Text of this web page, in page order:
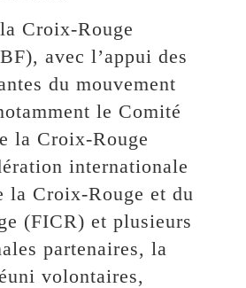
Croix-Rouge
avec l’appui des
du mouvement
le Comité
la Croix-Rouge
internationale
la Croix-Rouge et du
(FICR) et plusieurs
partenaires, la
volontaires,